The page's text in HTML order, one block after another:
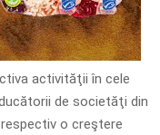
activităţii în cele
de societăţi din
o creştere